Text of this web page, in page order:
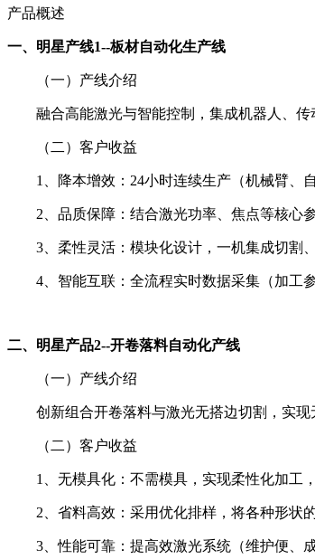
产品概述
一、明星产线1--板材自动化生产线
（一）产线介绍
融合高能激光与智能控制，集成机器人、
（二）客户收益
1、降本增效：24小时连续生产（机械臂、
2、品质保障：结合激光功率、焦点等核心
3、柔性灵活：模块化设计，一机集成切割
4、智能互联：全流程实时数据采集（加工
二、明星产品2--开卷落料自动化产线
（一）产线介绍
创新组合开卷落料与激光无搭边切割，实
（二）客户收益
1、无模具化：不需模具，实现柔性化加工
2、省料高效：采用优化排样，将各种形状
3、性能可靠：提高效激光系统（维护便、